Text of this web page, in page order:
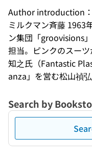
Author introduction：
ミルクマン斉藤 1963
ン集団「groovisions
担当。ピンクのスー
知之氏（Fantastic
anza」を営む松山禎
Search by